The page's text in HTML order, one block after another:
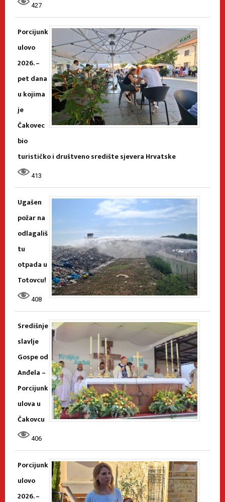
427
Porcijunk
ulovo
2026. –
pet dana
u kojima
je
Čakovec
bio
turističko i društveno središte sjevera Hrvatske
413
Ugašen
požar na
odlagališ
tu
otpada u
Totovcu!
408
Središnje
slavlje
Gospe od
Anđela –
Porcijunk
ulova u
Čakovcu
406
Porcijunk
ulovo
2026. –